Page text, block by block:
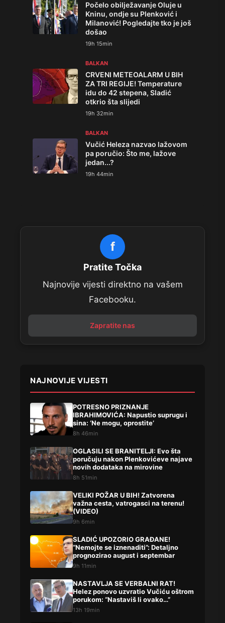
Počelo obilježavanje Oluje u
Kninu, ondje su Plenković i
Milanović! Pogledajte tko je još
došao
19h 15min
BALKAN
CRVENI METEOALARM U BIH
ZA TRI REGIJE! Temperature
idu do 42 stepena, Sladić
otkrio šta slijedi
19h 32min
BALKAN
Vučić Heleza nazvao lažovom
pa poručio: Što me, lažove
jedan...?
19h 44min
f
Pratite Točka
Najnovije vijesti direktno na vašem
Facebooku.
Zapratite nas
NAJNOVIJE VIJESTI
POTRESNO PRIZNANJE
IBRAHIMOVIĆA: Napustio suprugu i
sina: ‘Ne mogu, oprostite’
8h 46min
OGLASILI SE BRANITELJI: Evo šta
poručuju nakon Plenkovićeve najave
novih dodataka na mirovine
8h 51min
VELIKI POŽAR U BIH! Zatvorena
važna cesta, vatrogasci na terenu!
(VIDEO)
9h 6min
SLADIĆ UPOZORIO GRAĐANE!
“Nemojte se iznenaditi”: Detaljno
prognozirao august i septembar
9h 11min
NASTAVLJA SE VERBALNI RAT!
Helez ponovo uzvratio Vučiću oštrom
porukom: “Nastaviš li ovako…”
13h 19min